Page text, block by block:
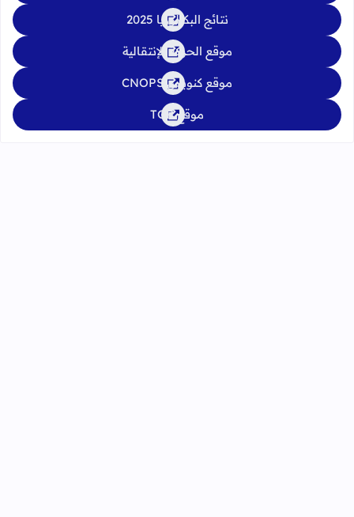
نتائج البكالوريا 2025
موقع الحركة الإنتقالية
موقع كنوبس CNOPS
موقع TGR